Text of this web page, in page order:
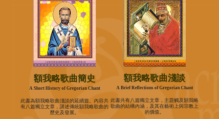
額我略歌曲簡史
A Short History of Gregorian Chant
此書為額我略歌曲淺談的延續篇。內容共
有八篇獨立文章，講述傳統額我略歌曲的
歷史及發展。
額我略歌曲淺談
A Brief Reflections of Gregorian Chant
此書共有八篇獨立文章，主題觸及額我略
歌曲的結構內涵，及其在藝術上與宗教上
的價值。